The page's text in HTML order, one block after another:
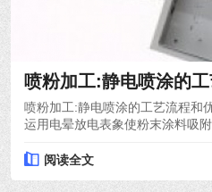
喷粉加工:静电喷涂的
喷粉加工:静电喷涂的工艺流程和
运用电晕放电表象使粉末涂料吸附
阅读全文